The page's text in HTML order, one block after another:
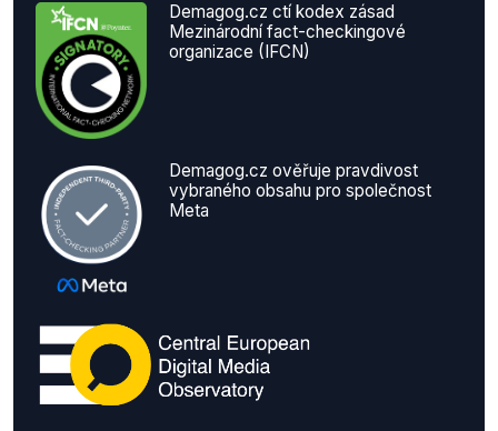
Demagog.cz ctí kodex zásad
Mezinárodní fact-checkingové
organizace (IFCN)
Demagog.cz ověřuje pravdivost
vybraného obsahu pro společnost
Meta